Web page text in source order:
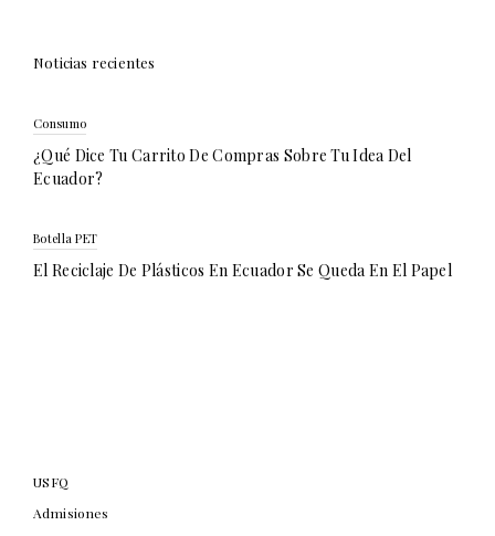
Noticias recientes
Consumo
¿Qué Dice Tu Carrito De Compras Sobre Tu Idea Del
Ecuador?
Botella PET
El Reciclaje De Plásticos En Ecuador Se Queda En El Papel
USFQ
Admisiones